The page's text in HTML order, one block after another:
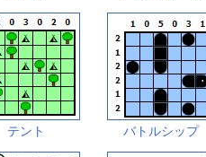
テント バトルシップ